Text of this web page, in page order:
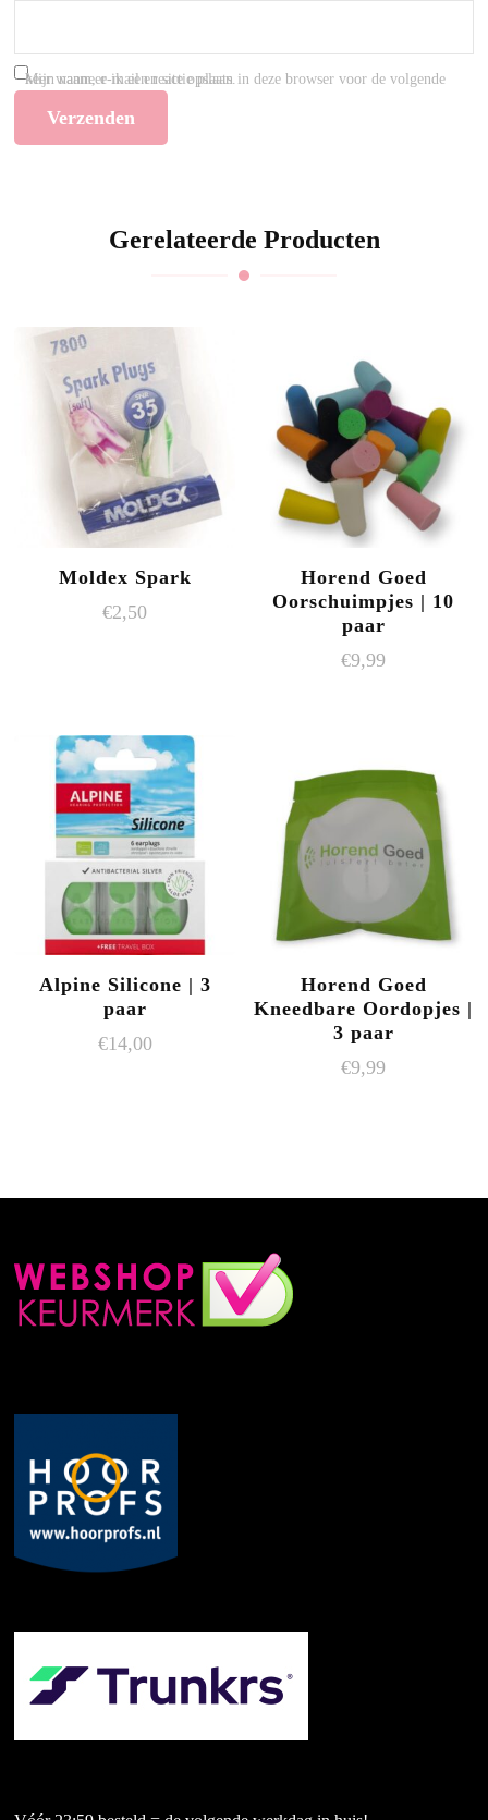
Mijn naam, e-mail en site opslaan in deze browser voor de volgende keer wanneer ik een reactie plaats.
Gerelateerde Producten
Moldex Spark
€2,50
Horend Goed
Oorschuimpjes | 10
paar
€9,99
Alpine Silicone | 3
paar
€14,00
Horend Goed
Kneedbare Oordopjes |
3 paar
€9,99